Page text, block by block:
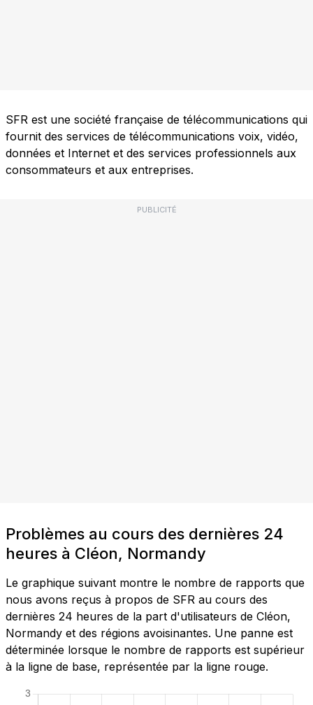
SFR est une société française de télécommunications qui
fournit des services de télécommunications voix, vidéo,
données et Internet et des services professionnels aux
consommateurs et aux entreprises.
PUBLICITÉ
Problèmes au cours des dernières 24
heures à Cléon, Normandy
Le graphique suivant montre le nombre de rapports que
nous avons reçus à propos de SFR au cours des
dernières 24 heures de la part d'utilisateurs de Cléon,
Normandy et des régions avoisinantes. Une panne est
déterminée lorsque le nombre de rapports est supérieur
à la ligne de base, représentée par la ligne rouge.